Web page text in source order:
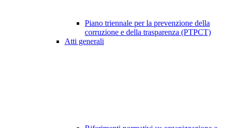
Piano triennale per la prevenzione della
corruzione e della trasparenza (PTPCT)
Atti generali